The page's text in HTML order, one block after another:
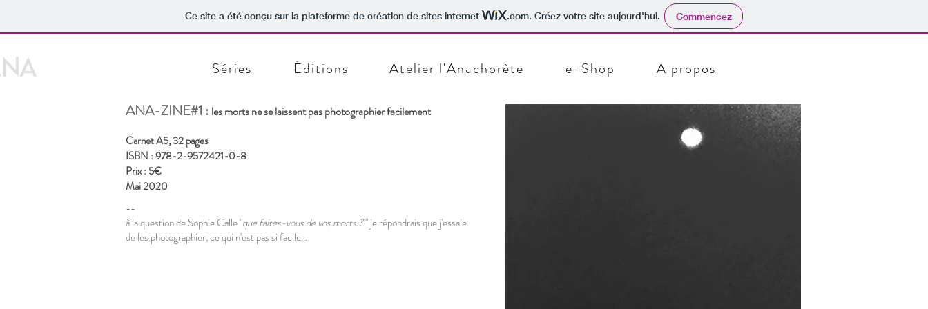
Ce site a été conçu sur la plateforme de création de sites internet .com. Créez votre site aujourd'hui. Commencez
Séries Éditions Atelier l'Anachorète e-Shop A propos
ANA-ZINE#1 : les morts ne se laissent pas photographier facilement
Carnet A5, 32 pages
ISBN : 978-2-9572421-0-8
Prix : 5€
Mai 2020
--
à la question de Sophie Calle "que faites-vous de vos morts ?"je répondrais que j'essaie
de les photographier,ce qui n'est pas si facile...